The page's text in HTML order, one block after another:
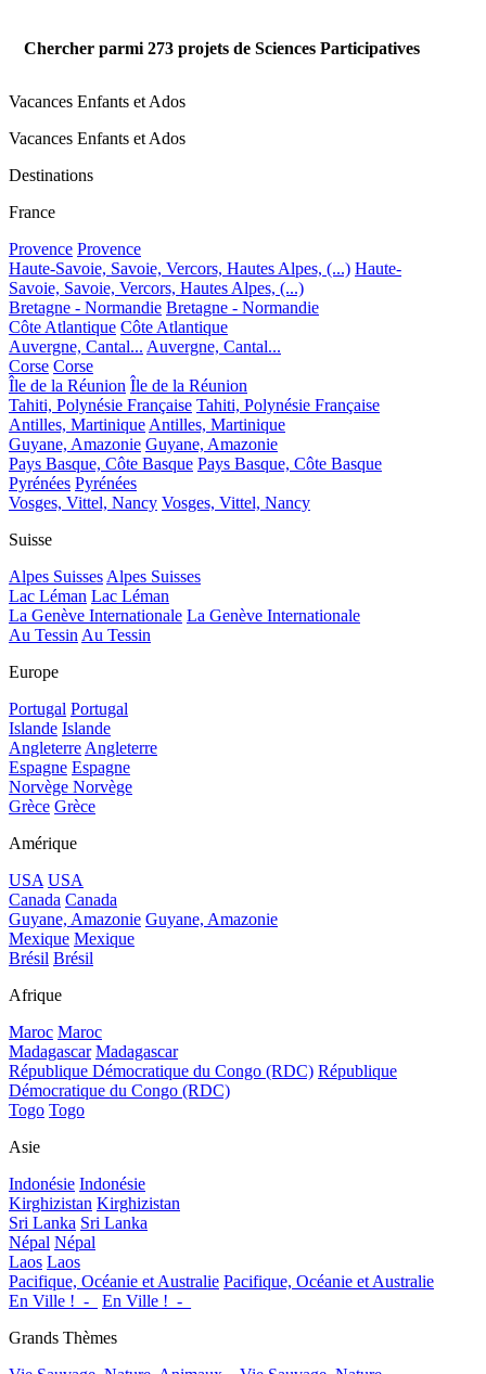
Chercher parmi 273 projets de Sciences Participatives
Vacances Enfants et Ados
Vacances Enfants et Ados
Destinations
France
Provence Provence
Haute-Savoie, Savoie, Vercors, Hautes Alpes, (...) Haute-
Savoie, Savoie, Vercors, Hautes Alpes, (...)
Bretagne - Normandie Bretagne - Normandie
Côte Atlantique Côte Atlantique
Auvergne, Cantal... Auvergne, Cantal...
Corse Corse
Île de la Réunion Île de la Réunion
Tahiti, Polynésie Française Tahiti, Polynésie Française
Antilles, Martinique Antilles, Martinique
Guyane, Amazonie Guyane, Amazonie
Pays Basque, Côte Basque Pays Basque, Côte Basque
Pyrénées Pyrénées
Vosges, Vittel, Nancy Vosges, Vittel, Nancy
Suisse
Alpes Suisses Alpes Suisses
Lac Léman Lac Léman
La Genève Internationale La Genève Internationale
Au Tessin Au Tessin
Europe
Portugal Portugal
Islande Islande
Angleterre Angleterre
Espagne Espagne
Norvège Norvège
Grèce Grèce
Amérique
USA USA
Canada Canada
Guyane, Amazonie Guyane, Amazonie
Mexique Mexique
Brésil Brésil
Afrique
Maroc Maroc
Madagascar Madagascar
République Démocratique du Congo (RDC) République
Démocratique du Congo (RDC)
Togo Togo
Asie
Indonésie Indonésie
Kirghizistan Kirghizistan
Sri Lanka Sri Lanka
Népal Népal
Laos Laos
Pacifique, Océanie et Australie Pacifique, Océanie et Australie
En Ville !_-_
En Ville !_-_
Grands Thèmes